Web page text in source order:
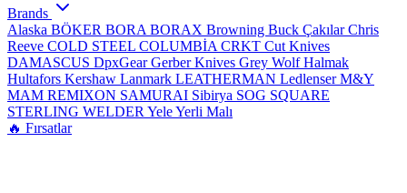
Brands
Alaska BÖKER BORA BORAX Browning Buck ÇakılarChris
Reeve COLD STEEL COLUMBİA CRKT Cut Knives
DAMASCUS DpxGearGerber Knives Grey WolfHalmak
Hultafors Kershaw Lanmark LEATHERMAN LedlenserM&Y
MAM REMIXON SAMURAI Sibirya SOG SQUARE
STERLING WELDER YeleYerli Malı
🔥 Fırsatlar